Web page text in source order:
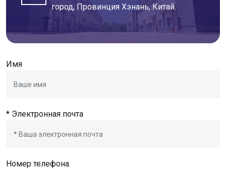
город, Провинция Хэнань, Китай.
Имя
* Электронная почта
Номер телефона